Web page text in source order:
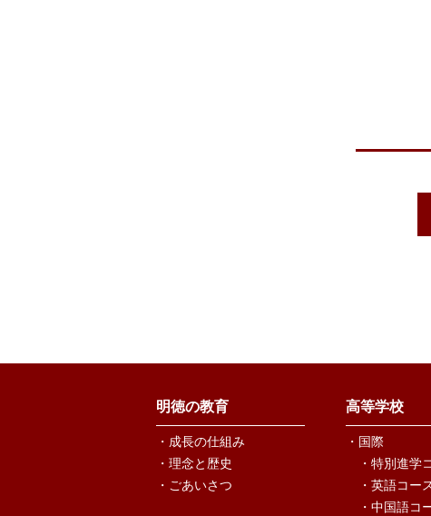
明徳の教育
・成長の仕組み
・理念と歴史
・ごあいさつ
高等学校
・国際
・特別進学
・英語コー
・中国語コ